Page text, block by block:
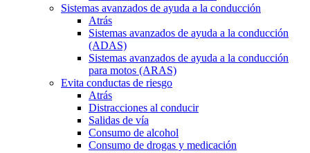
Sistemas avanzados de ayuda a la conducción
Atrás
Sistemas avanzados de ayuda a la conducción
(ADAS)
Sistemas avanzados de ayuda a la conducción
para motos (ARAS)
Evita conductas de riesgo
Atrás
Distracciones al conducir
Salidas de vía
Consumo de alcohol
Consumo de drogas y medicación